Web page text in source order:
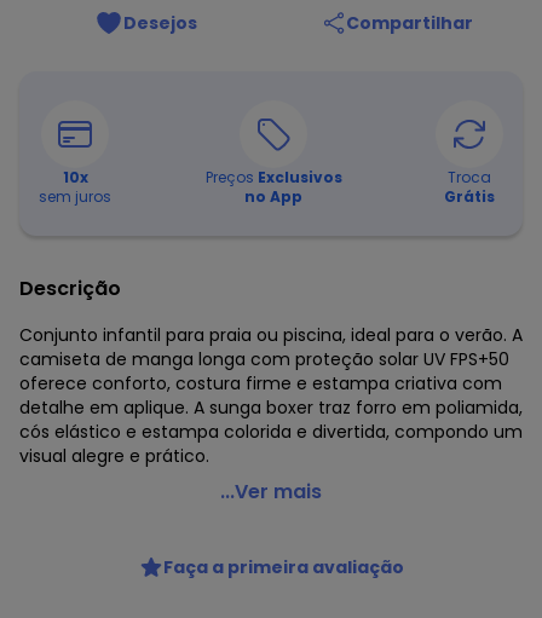
Desejos Compartilhar
10x
sem juros
Preços Exclusivos
no App
Troca
Grátis
Descrição
Conjunto infantil para praia ou piscina, ideal para o verão. A
camiseta de manga longa com proteção solar UV FPS+50
oferece conforto, costura firme e estampa criativa com
detalhe em aplique. A sunga boxer traz forro em poliamida,
cós elástico e estampa colorida e divertida, compondo um
visual alegre e prático.
Up Baby - Conjunto de Praia Infantil Menino Azul
Modelagem: Justa
Comprimento da manga: Longa
...Ver mais
Faça a primeira avaliação